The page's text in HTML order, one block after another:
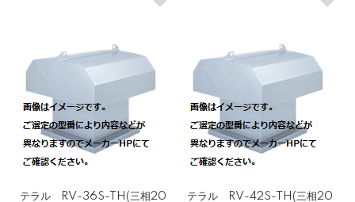
テラル RV-36S-TH(三相20
テラル RV-42S-TH(三相20